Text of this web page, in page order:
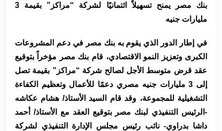
بنك مصر يمنح تسهيلاً ائتمانيًا لشركة “مراكز” بقيمة 3
مليارات جنيه
في إطار الدور الذي يقوم به بنك مصر في دعم المشروعات
الكبرى وتعزيز النمو الاقتصادي، قام بنك مصر مؤخراً بتوقيع
عقد قرض متوسط الأجل لصالح شركة “مراكز” بقيمة تصل
إلى 3 مليارات جنيه مصري دعمًا للأعمال وتعظيم الكفاءة
التشغيلية للمجموعة، وقد قام السيد الأستاذ/ هشام عكاشه
-الرئيس التنفيذي لبنك مصر بتوقيع العقد مع الأستاذ/ أحمد
داشا بدراوي- نائب رئيس مجلس الإدارة التنفيذي لشركة